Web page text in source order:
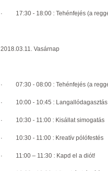
· 17:30 - 18:00 : Tehénfejés (a
2018.03.11. Vasárnap
· 07:30 - 08:00 : Tehénfejés (a
· 10:00 - 10:45 :
· 10:30 - 11:00 : Kisállat simogatás
· 10:30 - 11:00 : Kreatív pólófestés
· 11:00 – 11:30 : Kapd el a diót!